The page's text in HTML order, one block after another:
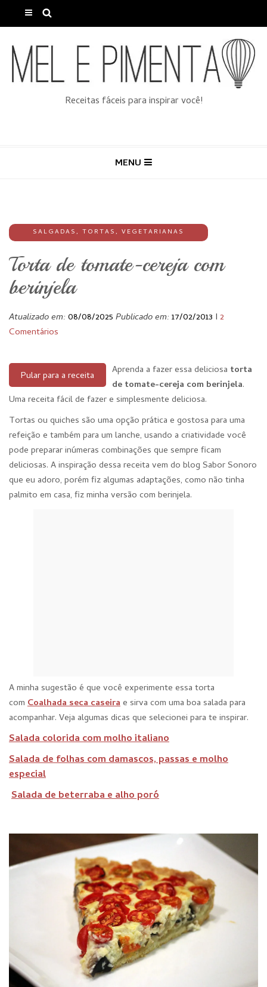
Receitas fáceis para inspirar você!
MENU
SALGADAS, TORTAS, VEGETARIANAS
Torta de tomate-cereja com
berinjela
Atualizado em:08/08/2025 Publicado em:17/02/2013 I 2
Comentários
Pular para a receita Aprenda a fazer essa deliciosa torta
de tomate-cereja com berinjela.
Uma receita fácil de fazer e simplesmente deliciosa.
Tortas ou quiches são uma opção prática e gostosa para uma
refeição e também para um lanche, usando a criatividade você
pode preparar inúmeras combinações que sempre ficam
deliciosas. A inspiração dessa receita vem do blog Sabor Sonoro
que eu adoro, porém fiz algumas adaptações, como não tinha
palmito em casa, fiz minha versão com berinjela.
A minha sugestão é que você experimente essa torta
com Coalhada seca caseirae sirva com uma boa salada para
acompanhar. Veja algumas dicas que selecionei para te inspirar.
Salada colorida com molho italiano
Salada de folhas com damascos, passas e molho
especial
Salada de beterraba e alho poró